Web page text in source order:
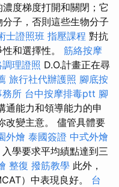
度梯度打開和關閉；它
子，否則這些生物分子
士證照班 指壓課程 對抗
和選擇性。 筋絡按摩
理證照 D.O.計畫正在尋
旅行社代辦護照 腳底按
務所 台中按摩排毒ptt 腳
通能力和領導能力的申
改變主意。 儘管具體要
外燴 泰國簽證 中式外燴
入學要求平均績點達到三
整復 撥筋教學 此外，
）中表現良好。 台